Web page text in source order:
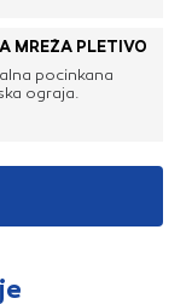
MREŽA PLETIVO
pocinkana
ograja.